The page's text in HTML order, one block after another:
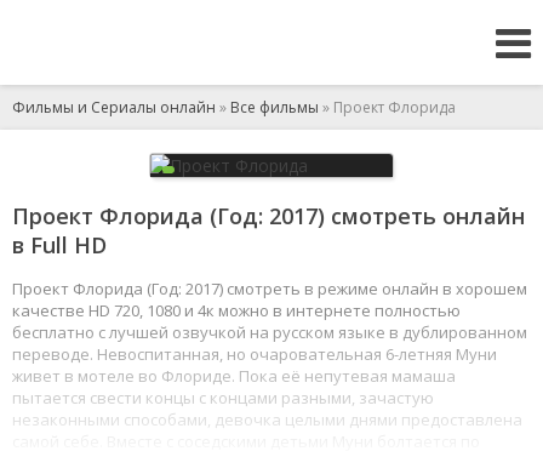
Фильмы и Сериалы онлайн » Все фильмы » Проект Флорида
Проект Флорида (Год: 2017) смотреть онлайн
в Full HD
Проект Флорида (Год: 2017) смотреть в режиме онлайн в хорошем
качестве HD 720, 1080 и 4к можно в интернете полностью
бесплатно с лучшей озвучкой на русском языке в дублированном
переводе. Невоспитанная, но очаровательная 6-летняя Муни
живет в мотеле во Флориде. Пока её непутевая мамаша
пытается свести концы с концами разными, зачастую
незаконными способами, девочка целыми днями предоставлена